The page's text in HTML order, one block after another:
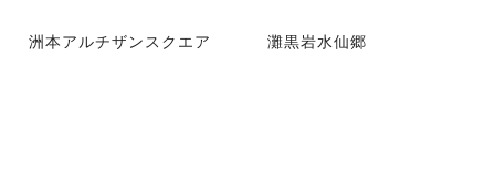
洲本アルチザンスクエア 灘黒岩水仙郷